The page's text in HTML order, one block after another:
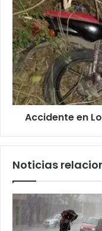
Accidente en
Noticias